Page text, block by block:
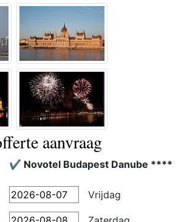
aanvraag
✔️ Novotel Budapest Danube ****
Vrijdag